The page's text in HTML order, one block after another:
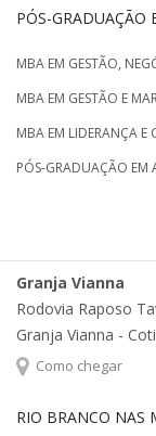
PÓS-GRADUAÇÃO
MBA EM GESTÃO,
MBA EM GESTÃO E
MBA EM LIDERANÇA E
PÓS-GRADUAÇÃO EM
Granja Vianna
Rodovia Raposo
Granja Vianna -
Como chegar
RIO BRANCO NAS